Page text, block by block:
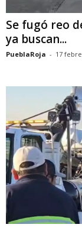
Se fugó reo
ya buscan...
PueblaRoja - 17